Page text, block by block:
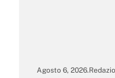
Agosto 6, 2026.